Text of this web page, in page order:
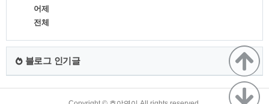
어제
전체
블로그 인기글